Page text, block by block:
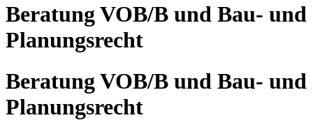
Beratung VOB/B und Bau- und
Planungsrecht
Beratung VOB/B und Bau- und
Planungsrecht